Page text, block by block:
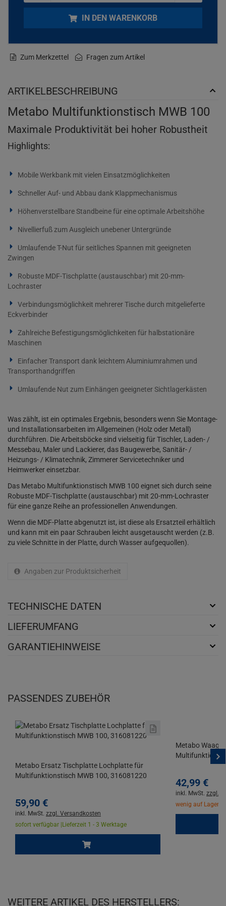
IN DEN WARENKORB
Zum Merkzettel Fragen zum Artikel
ARTIKELBESCHREIBUNG
Metabo Multifunktionstisch MWB 100
Maximale Produktivität bei hoher Robustheit
Highlights:
Mobile Werkbank mit vielen Einsatzmöglichkeiten
Schneller Auf- und Abbau dank Klappmechanismus
Höhenverstellbare Standbeine für eine optimale Arbeitshöhe
Nivellierfuß zum Ausgleich unebener Untergründe
Umlaufende T-Nut für seitliches Spannen mit geeigneten
Zwingen
Robuste MDF-Tischplatte (austauschbar) mit 20-mm-
Lochraster
Verbindungsmöglichkeit mehrerer Tische durch mitgelieferte
Eckverbinder
Zahlreiche Befestigungsmöglichkeiten für halbstationäre
Maschinen
Einfacher Transport dank leichtem Aluminiumrahmen und
Transporthandgriffen
Umlaufende Nut zum Einhängen geeigneter Sichtlagerkästen
Was zählt, ist ein optimales Ergebnis, besonders wenn Sie Montage-
und Installationsarbeiten im Allgemeinen (Holz oder Metall)
durchführen. Die Arbeitsböcke sind vielseitig für Tischler, Laden- /
Messebau, Maler und Lackierer, das Baugewerbe, Sanitär- /
Heizungs- / Klimatechnik, Zimmerer Servicetechniker und
Heimwerker einsetzbar.
Das Metabo Multifunktionstisch MWB 100 eignet sich durch seine
Robuste MDF-Tischplatte (austauschbar) mit 20-mm-Lochraster
für eine ganze Reihe an professionellen Anwendungen.
Wenn die MDF-Platte abgenutzt ist, ist diese als Ersatzteil erhältlich
und kann mit ein paar Schrauben leicht ausgetauscht werden (z.B.
zu viele Schnitte in der Platte, durch Wasser aufgequollen).
Angaben zur Produktsicherheit
TECHNISCHE DATEN
LIEFERUMFANG
GARANTIEHINWEISE
PASSENDES ZUBEHÖR
Metabo Ersatz Tischplatte Lochplatte für
Multifunktionstisch MWB 100, 316081220
59,90 €
inkl. MwSt. zzgl. Versandkosten
sofort verfügbar | Lieferzeit 1 - 3 Werktage
Metabo
42,99 €
inkl. MwSt. zzgl.
wenig auf Lager |
WEITERE ARTIKEL DES HERSTELLERS: